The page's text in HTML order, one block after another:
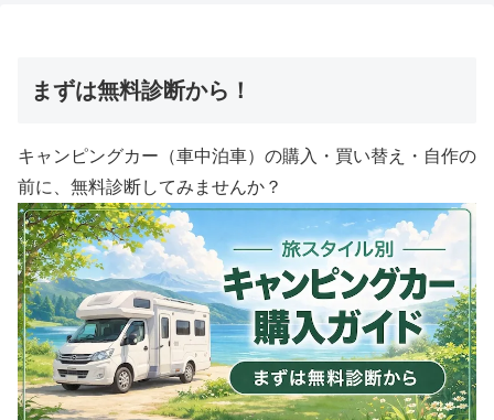
まずは無料診断から！
キャンピングカー（車中泊車）の購入・買い替え・自作の
前に、無料診断してみませんか？